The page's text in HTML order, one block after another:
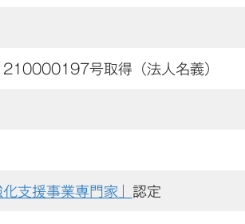
号取得（法人名義）
支援事業専門家」 認定